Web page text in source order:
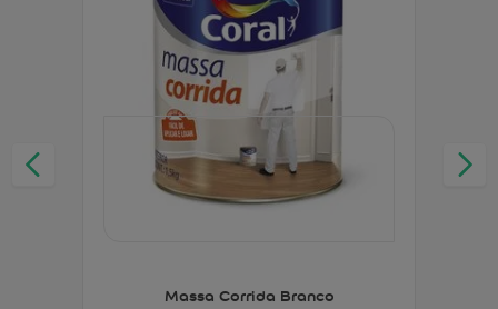
Massa Corrida Branco